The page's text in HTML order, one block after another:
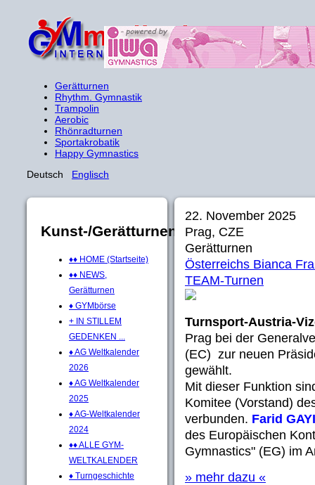
Gerätturnen
Rhythm. Gymnastik
Trampolin
Aerobic
Rhönradturnen
Sportakrobatik
Happy Gymnastics
Deutsch Englisch
Kunst-/Gerätturnen
♦♦ HOME (Startseite)
♦♦ NEWS,
Gerätturnen
♦ GYMbörse
+ IN STILLEM
GEDENKEN ...
♦ AG Weltkalender
2026
♦ AG Weltkalender
2025
♦ AG-Weltkalender
2024
♦♦ ALLE GYM-
WELTKALENDER
♦ Turngeschichte
22. November 2025
Prag, CZE
Gerätturnen
Österreichs Bianca
TEAM-Turnen
Turnsport-Austria-
Prag bei der
(EC) zur neuen
gewählt.
Mit dieser Funktion
Komitee (Vorstand)
verbunden. Farid
des Europäischen
Gymnastics" (EG) im
» mehr dazu «